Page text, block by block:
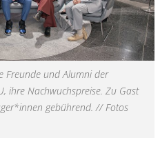
Freunde und Alumni der
ihre Nachwuchspreise. Zu Gast
gebührend. // Fotos